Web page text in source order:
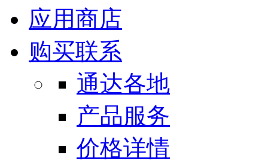
应用商店
购买联系
通达各地
产品服务
价格详情